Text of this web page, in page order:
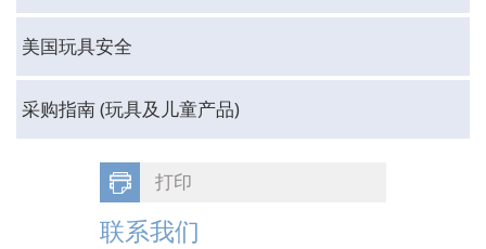
美国玩具安全
采购指南 (玩具及儿童产品)
打印
联系我们